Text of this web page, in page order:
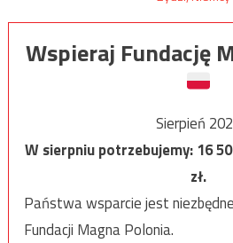
Wspieraj Fundację
Sierpień
W sierpniu potrzebujemy:16
zł.
Państwa wsparcie jest
Fundacji Magna Polonia.